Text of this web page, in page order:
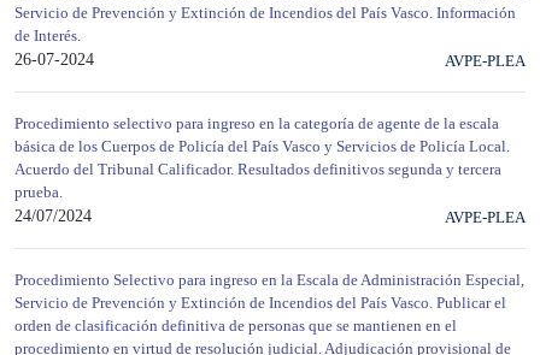
Servicio de Prevención y Extinción de Incendios del País Vasco. Información
de Interés.
26-07-2024
AVPE-PLEA
Procedimiento selectivo para ingreso en la categoría de agente de la escala
básica de los Cuerpos de Policía del País Vasco y Servicios de Policía Local.
Acuerdo del Tribunal Calificador. Resultados definitivos segunda y tercera
prueba.
24/07/2024
AVPE-PLEA
Procedimiento Selectivo para ingreso en la Escala de Administración Especial,
Servicio de Prevención y Extinción de Incendios del País Vasco. Publicar el
orden de clasificación definitiva de personas que se mantienen en el
procedimiento en virtud de resolución judicial. Adjudicación provisional de